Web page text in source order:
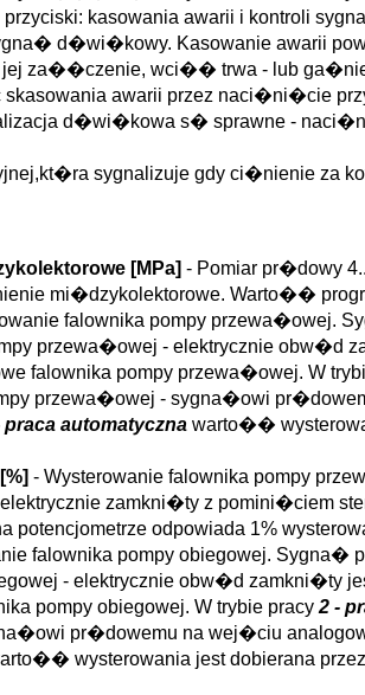
kasowania awarii i kontroli
d�wi�kowy. Kasowanie
wci�� trwa - lub ga�nie
awarii przez naci�ni�cie
d�wi�kowa s� sprawne -
sygnalizuje gdy ci�nienie za
[MPa] - Pomiar pr�dowy
mi�dzykolektorowe. Warto��
falownika pompy przewa�owej.
przewa�owej - elektrycznie
falownika pompy przewa�owej. W
przewa�owej - sygna�owi
praca automatyczna warto��
- Wysterowanie falownika pompy
zamkni�ty z pomini�ciem
odpowiada 1%
falownika pompy obiegowej.
- elektrycznie obw�d
pompy obiegowej. W trybie pracy 2 -
pr�dowemu na wej�ciu
wysterowania jest dobierana